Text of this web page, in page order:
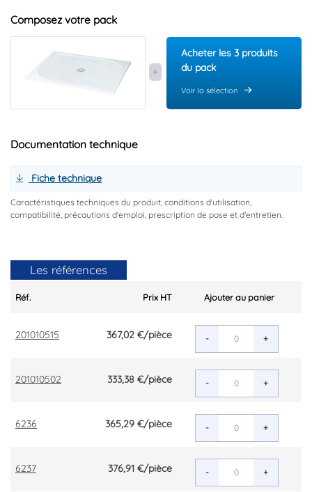
Composez votre pack
Acheter les 3 produits
du pack
Voir la sélection
Documentation technique
Fiche technique
Caractéristiques techniques du produit, conditions d'utilisation,
compatibilité, précautions d'emploi, prescription de pose et d'entretien.
Les références
Réf. Prix HT Ajouter au panier
201010515 367,02 €/pièce - +
201010502 333,38 €/pièce - +
6236 365,29 €/pièce - +
6237 376,91 €/pièce - +